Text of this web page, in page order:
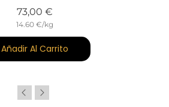
73,00 €
14.60 €/kg
Añadir Al Carrito